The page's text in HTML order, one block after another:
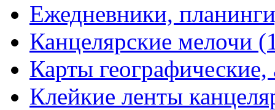
Ежедневники,
Канцелярские мелочи
Карты
Клейкие ленты